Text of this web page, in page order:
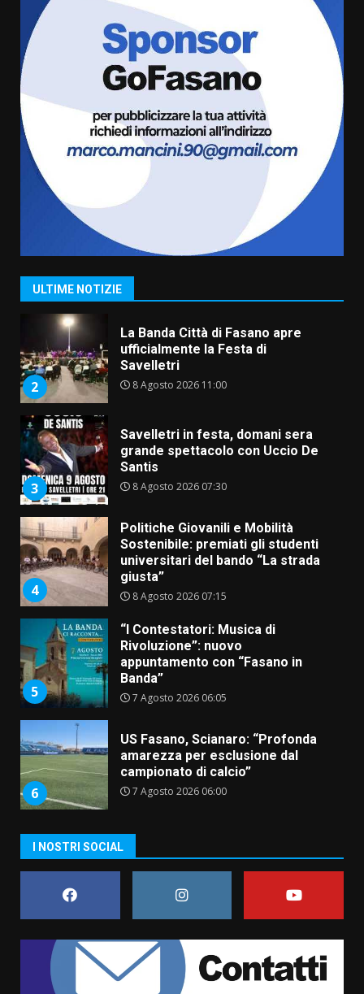
ULTIME NOTIZIE
Fasanese ferito a colpi di arma
da fuoco
6 Agosto 2026 18:13
Serie D, l’Us Fasano non molla e
conferma di voler ricorrere per
ottenere l’iscrizione
8 Agosto 2026 19:55
2
La Banda Città di Fasano apre
ufficialmente la Festa di
Savelletri
3
Savelletri in festa, domani sera
grande spettacolo con Uccio De
Santis
8 Agosto 2026 07:30
4
Politiche Giovanili e Mobilità
Sostenibile: premiati gli studenti
universitari del bando “La strada
giusta”
5
“I Contestatori: Musica di
Rivoluzione”: nuovo
appuntamento con “Fasano in
Banda”
7 Agosto 2026 06:05
6
US Fasano, Scianaro: “Profonda
amarezza per esclusione dal
campionato di calcio”
7 Agosto 2026 06:00
7
Fasanese ferito a colpi di arma
da fuoco
6 Agosto 2026 18:13
Serie D, l’Us Fasano non molla e
8 Agosto 2026 19:55
La Banda Città di Fasano apre
ufficialmente la Festa di
Savelletri
I NOSTRI SOCIAL